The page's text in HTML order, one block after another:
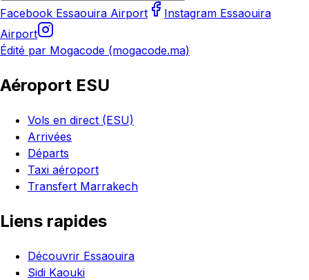
Facebook Essaouira Airport
Instagram Essaouira
Airport
Édité par Mogacode (mogacode.ma)
Aéroport ESU
Vols en direct (ESU)
Arrivées
Départs
Taxi aéroport
Transfert Marrakech
Liens rapides
Découvrir Essaouira
Sidi Kaouki